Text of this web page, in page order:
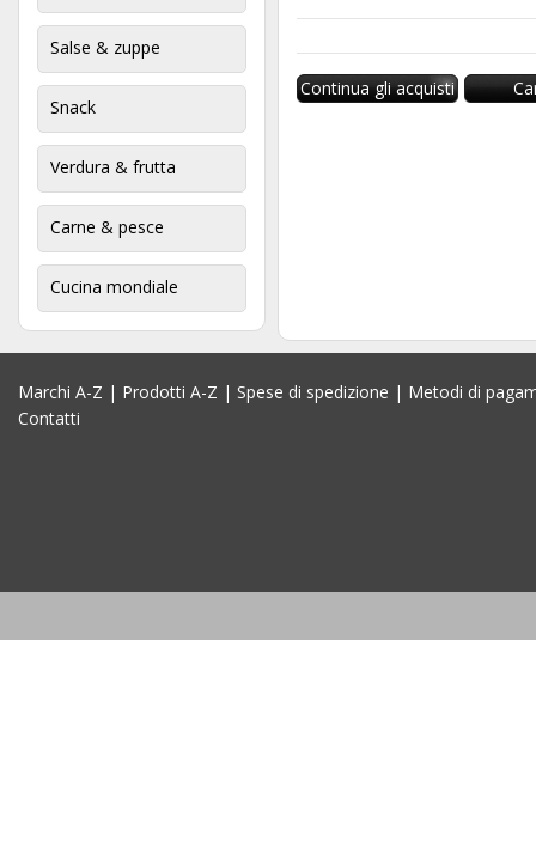
Salse & zuppe
Snack
Verdura & frutta
Carne & pesce
Cucina mondiale
Continua gli acquisti
Marchi A-Z | Prodotti A-Z | Spese di spedizione | Metodi di
Contatti